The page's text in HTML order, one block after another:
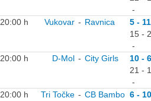
-
20:00 h Vukovar - Ravnica
5 - 11
15 -
-
20:00 h D-Mol - City Girls
10 - 6
21 -
-
20:00 h Tri Točke - CB Bambo 6 - 10